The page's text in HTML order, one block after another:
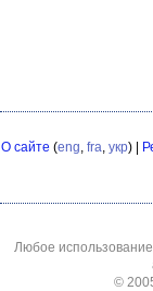
О сайте (eng fra укр) |
Любое
©